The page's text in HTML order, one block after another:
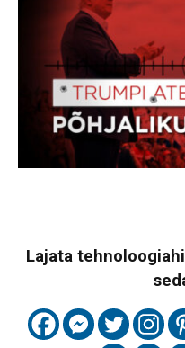
Lajata